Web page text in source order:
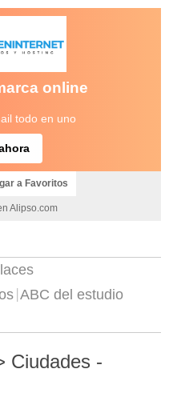
online
todo en uno
a Favoritos
Alipso.com
ABC del estudio
Ciudades -